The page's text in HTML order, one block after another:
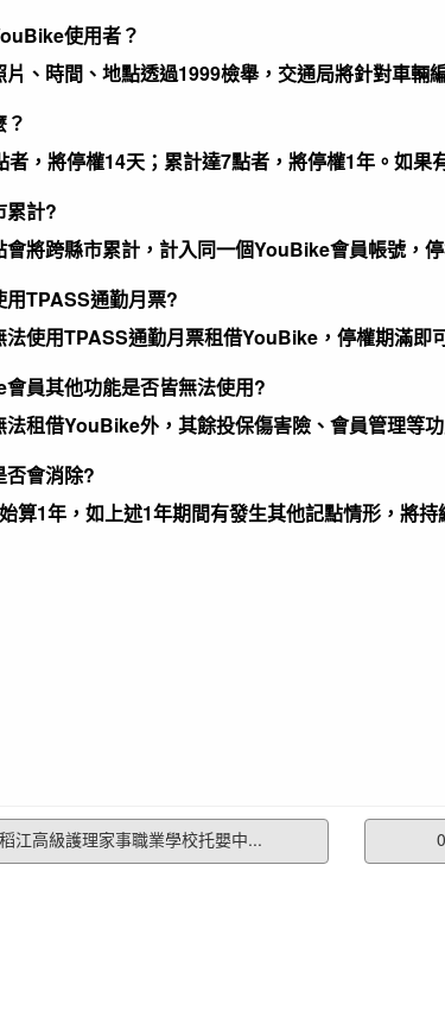
使用者？
、時間、地點透過1999檢舉，交通局將針對車輛
，將停權14天；累計達7點者，將停權1年。如果
累計?
將跨縣市累計，計入同一個YouBike會員帳號，
TPASS通勤月票?
使用TPASS通勤月票租借YouBike，停權期滿即
員其他功能是否皆無法使用?
租借YouBike外，其餘投保傷害險、會員管理等
會消除?
算1年，如上述1年期間有發生其他記點情形，將
江高級護理家事職業學校托嬰中...